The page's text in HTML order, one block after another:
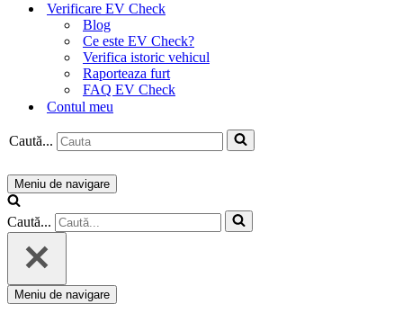
Verificare EV Check
Blog
Ce este EV Check?
Verifica istoric vehicul
Raporteaza furt
FAQ EV Check
Contul meu
Caută...
Meniu de navigare
Caută...
Meniu de navigare